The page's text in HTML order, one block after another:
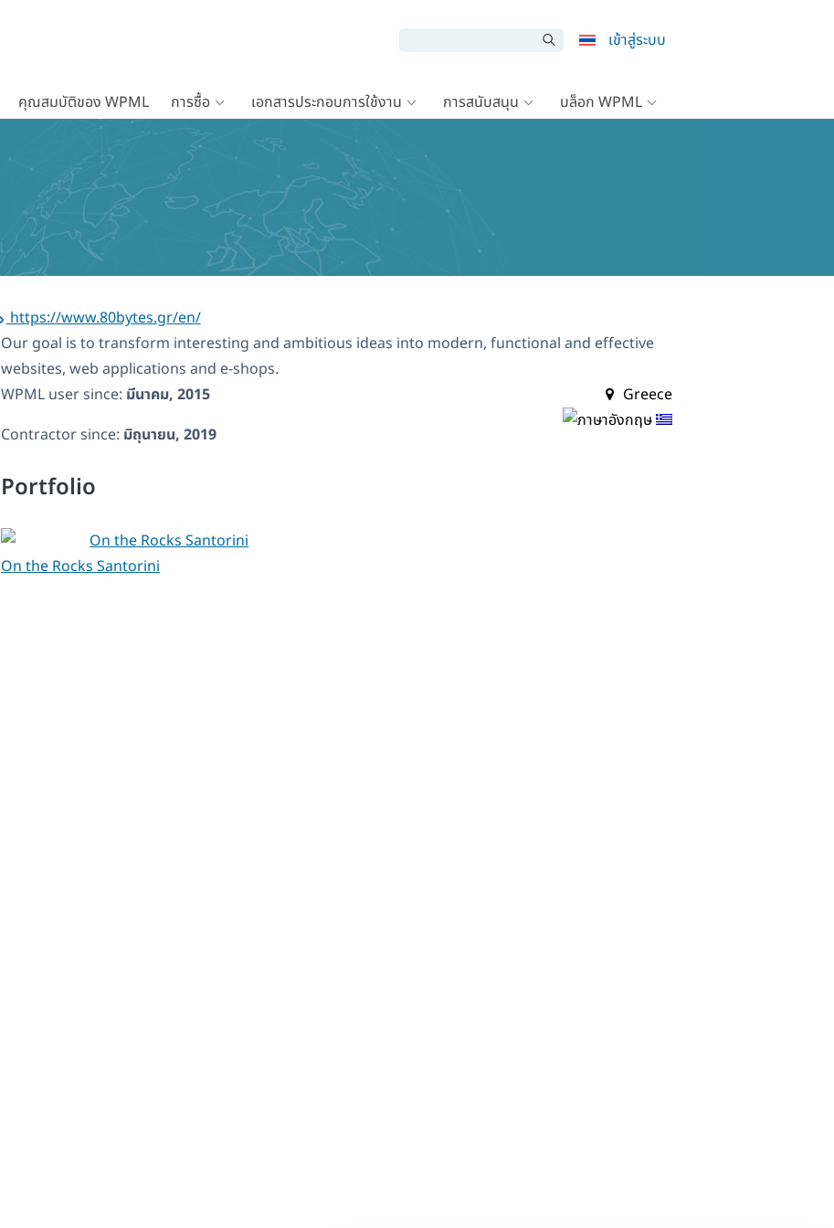
เข้าสู่ระบบ
คุณสมบัติของ WPML การซื้อ เอกสารประกอบการใช้งาน การสนับสนุน บล็อก WPML
https://www.80bytes.gr/en/
Our goal is to transform interesting and ambitious ideas into modern, functional and effective
websites, web applications and e-shops.
WPML user since: มีนาคม, 2015
Contractor since: มิถุนายน, 2019
Greece
Portfolio
On the Rocks Santorini